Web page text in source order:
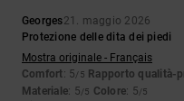
Georges21. maggio 2026
Protezione delle dita dei piedi
Mostra originale - Français
Comfort: 5/5 Rapporto qualità-
Materiale: 5/5 Colore: 5/5